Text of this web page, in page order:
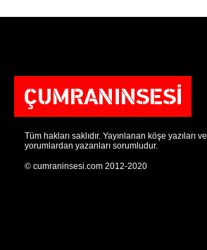
Tüm hakları saklıdır. Yayınlanan köşe yazıları ve
yorumlardan yazanları sorumludur.
© cumraninsesi.com 2012-2020